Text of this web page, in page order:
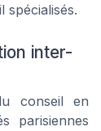
spécialisés.
inter-
conseil en
parisiennes